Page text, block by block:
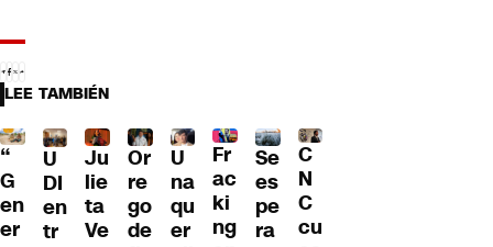
LEE TAMBIÉN
“
G
en
er
U
DI
en
tr
Ju
lie
ta
Ve
Or
re
go
de
U
na
qu
er
Fr
ac
ki
ng
Se
es
pe
ra
C
N
C
cu